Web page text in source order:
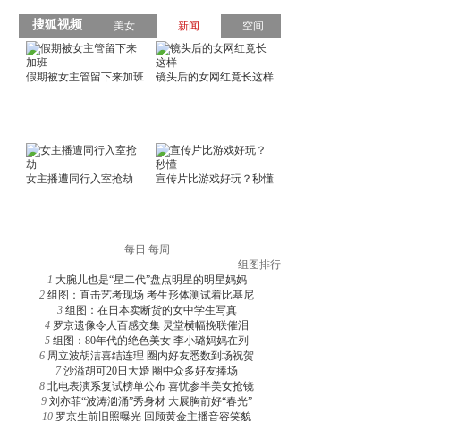
每日 每周
组图排行
1 大腕儿也是“星二代”盘点明星的明星妈妈
2 组图：直击艺考现场 考生形体测试着比基尼
3 组图：在日本卖断货的女中学生写真
4 罗京遗像令人百感交集 灵堂横幅挽联催泪
5 组图：80年代的绝色美女 李小璐妈妈在列
6 周立波胡洁喜结连理 圈内好友悉数到场祝贺
7 沙溢胡可20日大婚 圈中众多好友捧场
8 北电表演系复试榜单公布 喜忧参半美女抢镜
9 刘亦菲“波涛汹涌”秀身材 大展胸前好“春光”
10 罗京生前旧照曝光 回顾黄金主播音容笑貌